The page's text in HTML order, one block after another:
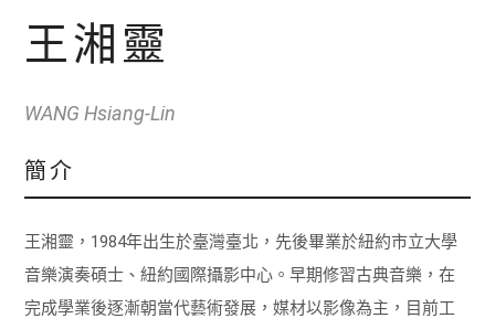
王湘靈
WANG Hsiang-Lin
簡介
王湘靈，1984年出生於臺灣臺北，先後畢業於紐約市立大學
音樂演奏碩士、紐約國際攝影中心。早期修習古典音樂，在
完成學業後逐漸朝當代藝術發展，媒材以影像為主，目前工